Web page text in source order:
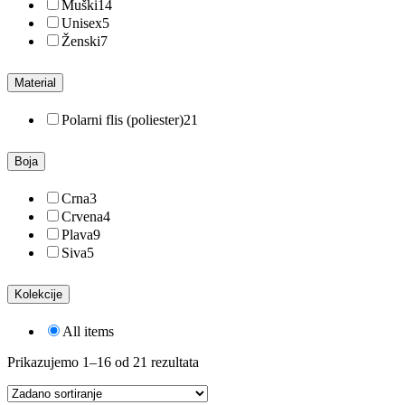
Muški14
Unisex5
Ženski7
Material
Polarni flis (poliester)21
Boja
Crna3
Crvena4
Plava9
Siva5
Kolekcije
All items
Prikazujemo 1–16 od 21 rezultata